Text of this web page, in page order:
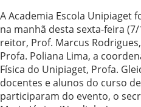
A Academia Escola Unipiaget
na manhã desta sexta-feira
reitor, Prof. Marcus
Profa. Poliana Lima, a
Física do Unipiaget, Profa.
docentes e alunos do curso
participaram do evento, o